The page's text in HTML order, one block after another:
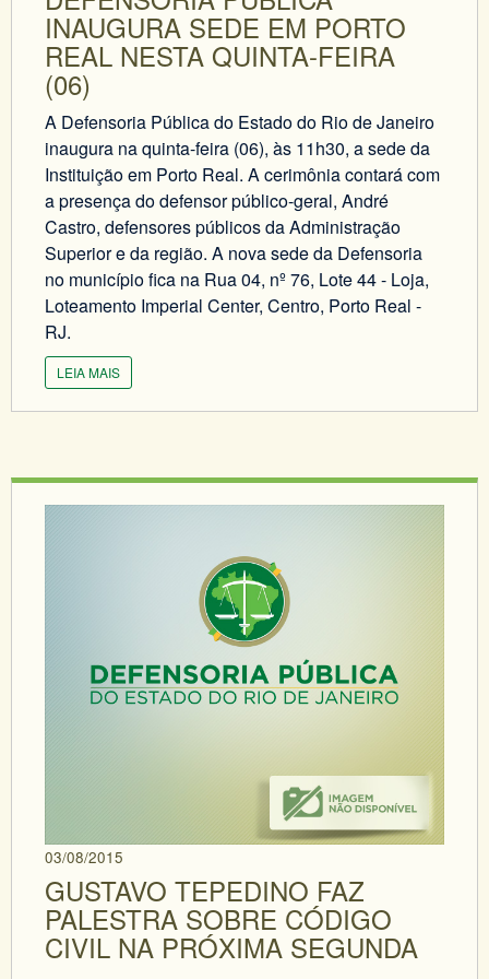
INAUGURA SEDE EM PORTO
REAL NESTA QUINTA-FEIRA
(06)
A Defensoria Pública do Estado do Rio de Janeiro
inaugura na quinta-feira (06), às 11h30, a sede da
Instituição em Porto Real. A cerimônia contará com
a presença do defensor público-geral, André
Castro, defensores públicos da Administração
Superior e da região. A nova sede da Defensoria
no município fica na Rua 04, nº 76, Lote 44 - Loja,
Loteamento Imperial Center, Centro, Porto Real -
RJ.
LEIA MAIS
03/08/2015
GUSTAVO TEPEDINO FAZ
PALESTRA SOBRE CÓDIGO
CIVIL NA PRÓXIMA SEGUNDA